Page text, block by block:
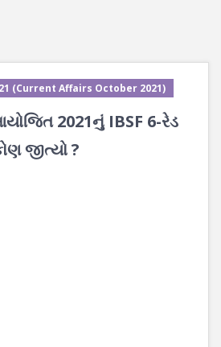
(Current Affairs October 2021)
2021નું IBSF 6-રેડ
જીત્યો ?